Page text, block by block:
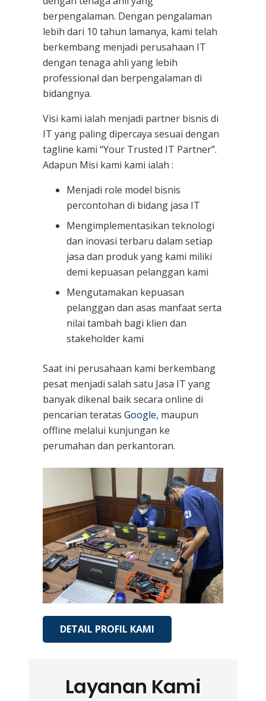
berpengalaman. Dengan pengalaman
lebih dari 10 tahun lamanya, kami telah
berkembang menjadi perusahaan IT
dengan tenaga ahli yang lebih
professional dan berpengalaman di
bidangnya.
Visi kami ialah menjadi partner bisnis di
IT yang paling dipercaya sesuai dengan
tagline kami “Your Trusted IT Partner”.
Adapun Misi kami kami ialah :
Menjadi role model bisnis
percontohan di bidang jasa IT
Mengimplementasikan teknologi
dan inovasi terbaru dalam setiap
jasa dan produk yang kami miliki
demi kepuasan pelanggan kami
Mengutamakan kepuasan
pelanggan dan asas manfaat serta
nilai tambah bagi klien dan
stakeholder kami
Saat ini perusahaan kami berkembang
pesat menjadi salah satu Jasa IT yang
banyak dikenal baik secara online di
pencarian teratas Google, maupun
offline melalui kunjungan ke
perumahan dan perkantoran.
DETAIL PROFIL KAMI
Layanan Kami